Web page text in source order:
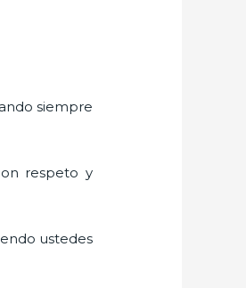
siempre
respeto y
ustedes